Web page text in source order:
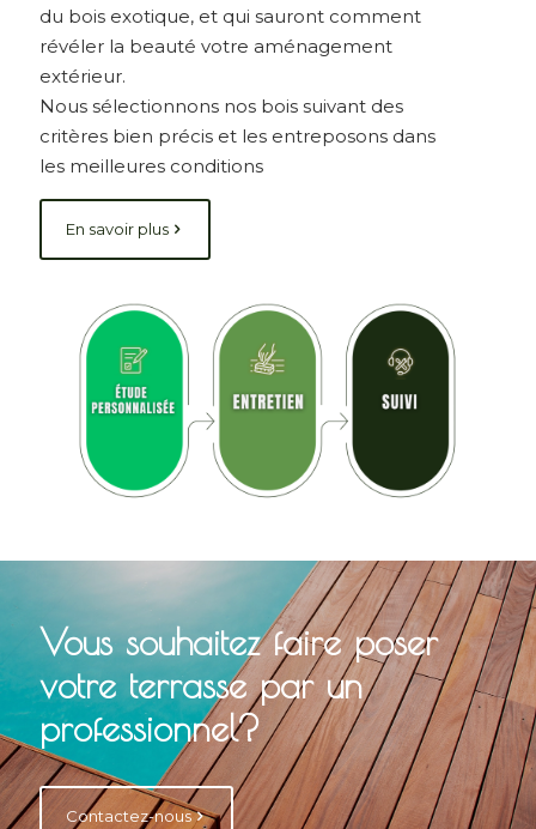
du bois exotique, et qui sauront comment
révéler la beauté votre aménagement
extérieur.
Nous sélectionnons nos bois suivant des
critères bien précis et les entreposons dans
les meilleures conditions
En savoir plus
Vous souhaitez faire poser
votre terrasse par un
professionnel?
Contactez-nous